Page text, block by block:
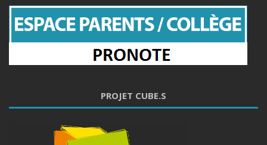
PROJET CUBE.S